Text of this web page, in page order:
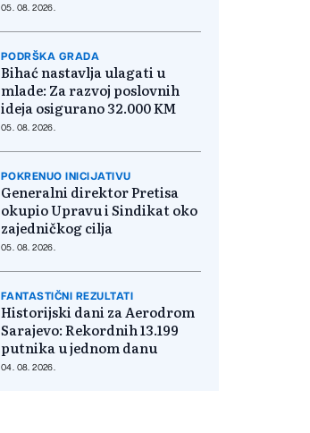
05. 08. 2026.
PODRŠKA GRADA
Bihać nastavlja ulagati u
mlade: Za razvoj poslovnih
ideja osigurano 32.000 KM
05. 08. 2026.
POKRENUO INICIJATIVU
Generalni direktor Pretisa
okupio Upravu i Sindikat oko
zajedničkog cilja
05. 08. 2026.
FANTASTIČNI REZULTATI
Historijski dani za Aerodrom
Sarajevo: Rekordnih 13.199
putnika u jednom danu
04. 08. 2026.